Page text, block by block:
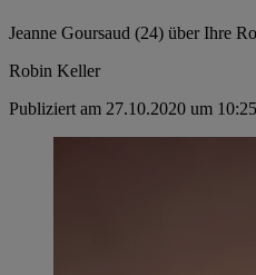
Jeanne Goursaud (24) über Ihre
Robin Keller
Publiziert am 27.10.2020 um